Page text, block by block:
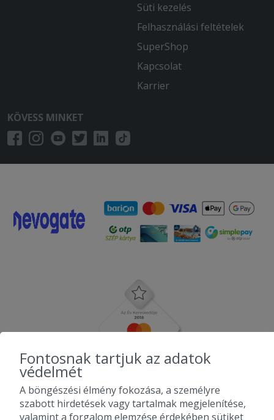
Süti kezelés
Felhasználási feltételek
SuperShop
Kapcsolat
Karrier
KÖVESS MINKET
Fontosnak tartjuk az adatok
védelmét
A böngészési élmény fokozása, a személyre
szabott hirdetések vagy tartalmak megjelenítése,
valamint a forgalom elemzése érdekében sütiket